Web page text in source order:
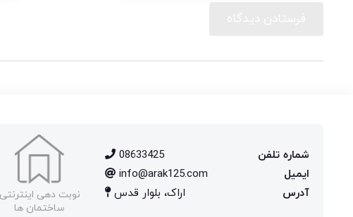
شماره تلفن
08633425
ایمیل
info@arak125.com
آدرس
اراک، بلوار قدس
نوبت دهی اینترنتی
ساختمان ها